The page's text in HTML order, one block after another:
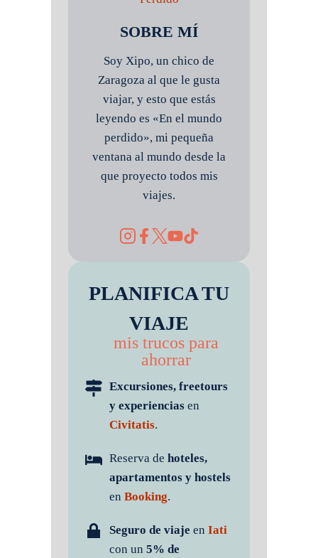
SOBRE MÍ
Soy Xipo, un chico de
Zaragoza al que le gusta
viajar, y esto que estás
leyendo es «En el mundo
perdido», mi pequeña
ventana al mundo desde la
que proyecto todos mis
viajes.
PLANIFICA TU
VIAJE
mis trucos para
ahorrar
Excursiones, freetours
y experiencias en
Civitatis.
Reserva de hoteles,
apartamentos y hostels
en Booking.
Seguro de viaje en Iati
con un 5% de